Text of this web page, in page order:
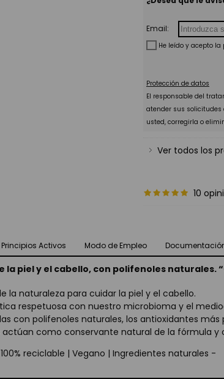
Email:
He leído y acepto la
Protección de datos
El responsable del
atender sus solicitudes
usted, corregirla o
Ver todos los
10
Principios Activos Modo de Empleo
la piel y el cabello, con polifenoles
la naturaleza para cuidar la piel y el cabello.
respetuosa con nuestro microbioma y el
con polifenoles naturales, los antioxidantes
actúan como conservante natural de la fórmula
reciclable | Vegano | Ingredientes naturales -